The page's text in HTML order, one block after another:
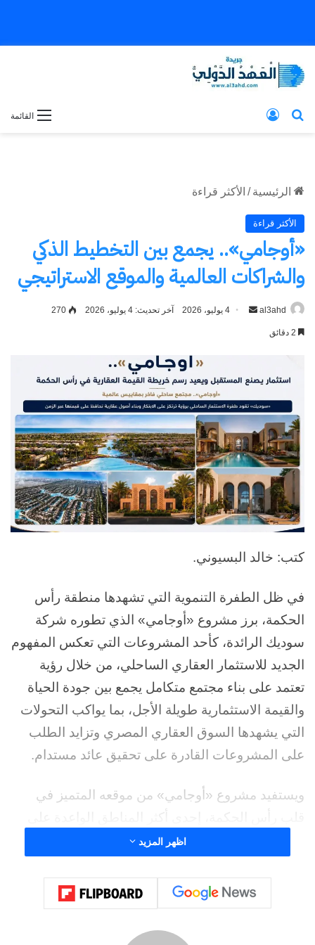
القائمة بحث عن
الرئيسية / الأكثر قراءة
الأكثر قراءة
«أوجامي».. يجمع بين التخطيط الذكي
والشراكات العالمية والموقع الاستراتيجي
al3ahd
أرسل4 يوليو، 2026 آخر تحديث: 4 يوليو، 2026 270
كتب: خالد البسيوني.
في ظل الطفرة التنموية التي تشهدها منطقة رأس
الحكمة، برز مشروع «أوجامي» الذي تطوره شركة
سوديك الرائدة، كأحد المشروعات التي تعكس المفهوم
الجديد للاستثمار العقاري الساحلي، من خلال رؤية
تعتمد على بناء مجتمع متكامل يجمع بين جودة الحياة
والقيمة الاستثمارية طويلة الأجل، بما يواكب التحولات
التي يشهدها السوق العقاري المصري وتزايد الطلب
على المشروعات القادرة على تحقيق عائد مستدام.
ويستفيد مشروع «أوجامي» من موقعه المتميز في
ساحل البحر المتوسط، والتي أصبحت محط اهتمام
بخطط التنمية الضخمة التي تشهدها المنطقة، وهو ما
يمنح المشروع فرصا قوية للنمو وتعزيز قيمته
اظهر المزيد